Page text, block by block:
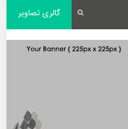
گالری تصاویر